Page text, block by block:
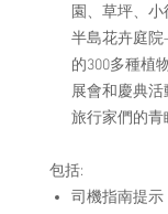
園、草坪、
半島花卉庭
的300多種植
展會和慶典
旅行家們的青
包括:
司機指南提示